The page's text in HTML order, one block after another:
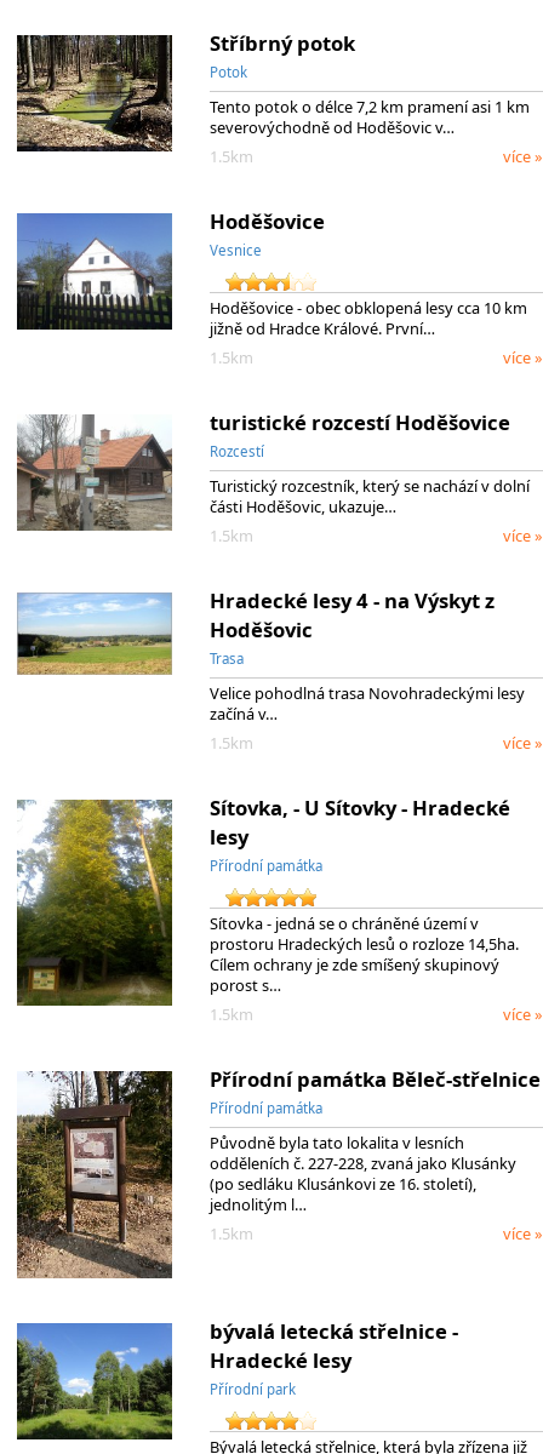
Stříbrný potok
Potok
Tento potok o délce 7,2 km pramení asi 1 km
severovýchodně od Hoděšovic v…
1.5km
více »
Hoděšovice
Vesnice
Hoděšovice - obec obklopená lesy cca 10 km
jižně od Hradce Králové. První…
1.5km
více »
turistické rozcestí Hoděšovice
Rozcestí
Turistický rozcestník, který se nachází v dolní
části Hoděšovic, ukazuje…
1.5km
více »
Hradecké lesy 4 - na Výskyt z
Hoděšovic
Trasa
Velice pohodlná trasa Novohradeckými lesy
začíná v…
1.5km
více »
Sítovka, - U Sítovky - Hradecké
lesy
Přírodní památka
Sítovka - jedná se o chráněné území v
prostoru Hradeckých lesů o rozloze 14,5ha.
Cílem ochrany je zde smíšený skupinový
porost s…
1.5km
více »
Přírodní památka Běleč-střelnice
Přírodní památka
Původně byla tato lokalita v lesních
odděleních č. 227-228, zvaná jako Klusánky
(po sedláku Klusánkovi ze 16. století),
jednolitým l…
1.5km
více »
bývalá letecká střelnice -
Hradecké lesy
Přírodní park
Bývalá letecká střelnice, která byla zřízena již